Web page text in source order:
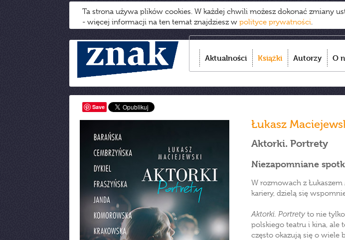
Ta strona używa plików cookies. W każdej chwili możesz dokonać zmiany
- więcej informacji na ten temat znajdziesz w polityce prywatności.
Aktualności Książki Autorzy O
Save
Łukasz
Aktorki. Portrety
Niezapomniane
W rozmowach z
kariery, dzielą się
Aktorki. Portretyto nie tylko
polskiego teatru i kina, ale
często okazują się o wiele